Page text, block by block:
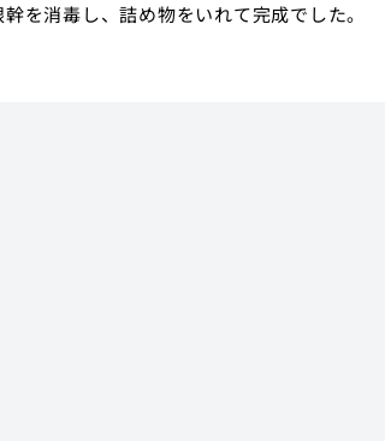
を消毒し、詰め物をいれて完成でした。